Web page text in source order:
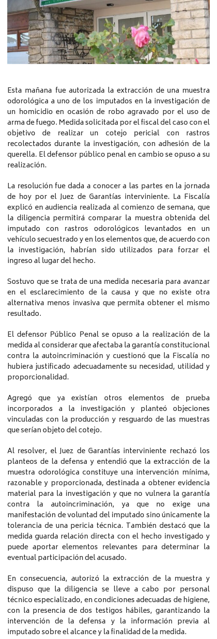
Esta mañana fue autorizada la extracción de una muestra
odorológica a uno de los imputados en la investigación de
un homicidio en ocasión de robo agravado por el uso de
arma de fuego. Medida solicitada por el fiscal del caso con el
objetivo de realizar un cotejo pericial con rastros
recolectados durante la investigación, con adhesión de la
querella. El defensor público penal en cambio se opuso a su
realización.
La resolución fue dada a conocer a las partes en la jornada
de hoy por el Juez de Garantías interviniente. La Fiscalía
explicó en audiencia realizada al comienzo de semana, que
la diligencia permitirá comparar la muestra obtenida del
imputado con rastros odorológicos levantados en un
vehículo secuestrado y en los elementos que, de acuerdo con
la investigación, habrían sido utilizados para forzar el
ingreso al lugar del hecho.
Sostuvo que se trata de una medida necesaria para avanzar
en el esclarecimiento de la causa y que no existe otra
alternativa menos invasiva que permita obtener el mismo
resultado.
El defensor Público Penal se opuso a la realización de la
medida al considerar que afectaba la garantía constitucional
contra la autoincriminación y cuestionó que la Fiscalía no
hubiera justificado adecuadamente su necesidad, utilidad y
proporcionalidad.
Agregó que ya existían otros elementos de prueba
incorporados a la investigación y planteó objeciones
vinculadas con la producción y resguardo de las muestras
que serían objeto del cotejo.
Al resolver, el Juez de Garantías interviniente rechazó los
planteos de la defensa y entendió que la extracción de la
muestra odorológica constituye una intervención mínima,
razonable y proporcionada, destinada a obtener evidencia
material para la investigación y que no vulnera la garantía
contra la autoincriminación, ya que no exige una
manifestación de voluntad del imputado sino únicamente la
tolerancia de una pericia técnica. También destacó que la
medida guarda relación directa con el hecho investigado y
puede aportar elementos relevantes para determinar la
eventual participación del acusado.
En consecuencia, autorizó la extracción de la muestra y
dispuso que la diligencia se lleve a cabo por personal
técnico especializado, en condiciones adecuadas de higiene,
con la presencia de dos testigos hábiles, garantizando la
intervención de la defensa y la información previa al
imputado sobre el alcance y la finalidad de la medida.